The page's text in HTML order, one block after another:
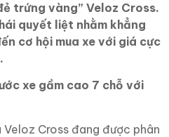
trứng vàng” Veloz Cross.
quyết liệt nhằm khẳng
cơ hội mua xe với giá cực
xe gầm cao 7 chỗ với
Cross đang được phân